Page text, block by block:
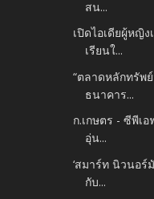
สน...
เปิดไอเดียผู้หญิ
เรียนใ...
“ตลาดหลักทรัพ
ธนาคาร...
ก.เกษตร - ซีพีเ
อุ่น...
‘สมาร์ท นิวนอร์
กับ...